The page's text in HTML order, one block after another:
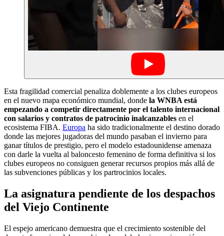
Esta fragilidad comercial penaliza doblemente a los clubes europeos
en el nuevo mapa económico mundial, donde la WNBA está
empezando a competir directamente por el talento internacional
con salarios y contratos de patrocinio inalcanzables en el
ecosistema FIBA. Europa ha sido tradicionalmente el destino dorado
donde las mejores jugadoras del mundo pasaban el invierno para
ganar títulos de prestigio, pero el modelo estadounidense amenaza
con darle la vuelta al baloncesto femenino de forma definitiva si los
clubes europeos no consiguen generar recursos propios más allá de
las subvenciones públicas y los partrocinios locales.
La asignatura pendiente de los despachos
del Viejo Continente
El espejo americano demuestra que el crecimiento sostenible del